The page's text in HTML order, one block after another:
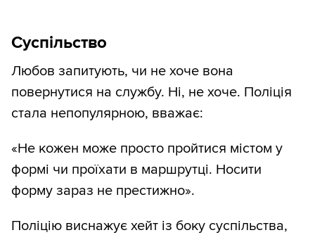
Суспільство
Любов запитують, чи не хоче вона
повернутися на службу. Ні, не хоче. Поліція
стала непопулярною, вважає:
«Не кожен може просто пройтися містом у
формі чи проїхати в маршрутці. Носити
форму зараз не престижно».
Поліцію виснажує хейт із боку суспільства,